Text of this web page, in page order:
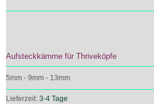
Aufsteckkämme für Thriveköpfe
5mm - 9mm - 13mm
Lieferzeit: 3-4 Tage